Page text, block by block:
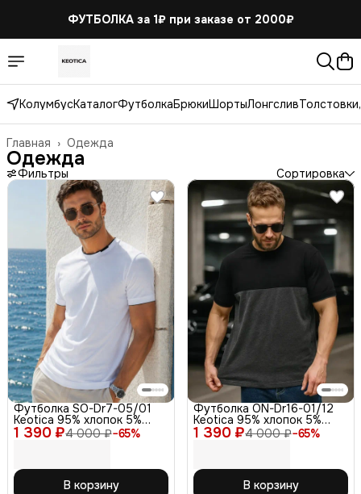
ФУТБОЛКА за 1₽ при заказе от 2000₽
КолумбусКаталогФутболкаБрюкиШортыЛонгслив
Одежда
Главная ›
Одежда
Фильтры Сортировка
1 390 ₽4 000 ₽−65%
Футболка SO-Dr7-05/01
Keotica 95% хлопок 5%
лайкра белая 46
В корзину
1 390 ₽4 000 ₽−65%
Футболка ON-Dr16-01/12
Keotica 95% хлопок 5%
лайкра черная 58
В корзину